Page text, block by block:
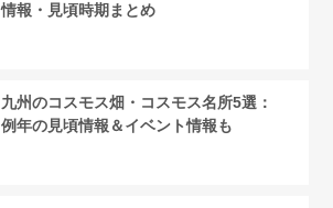
情報・見頃時期まとめ
九州のコスモス畑・コスモス名所5選：
例年の見頃情報＆イベント情報も